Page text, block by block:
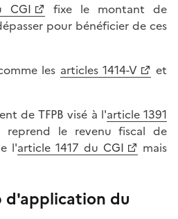
CGI
fixe le montant de
pour bénéficier de ces
les articles 1414-V
et
de TFPB visé à l'article 1391
reprend le revenu fiscal de
l'article 1417 du CGI
mais
d'application du